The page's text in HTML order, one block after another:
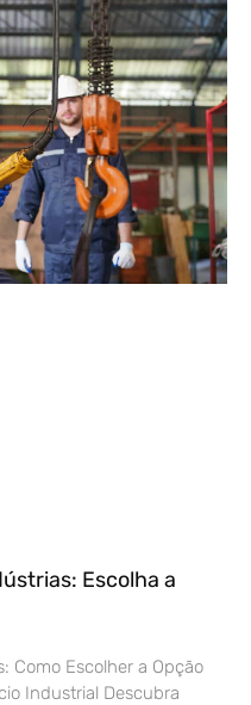
Escolha a
Como Escolher a Opção
Industrial Descubra